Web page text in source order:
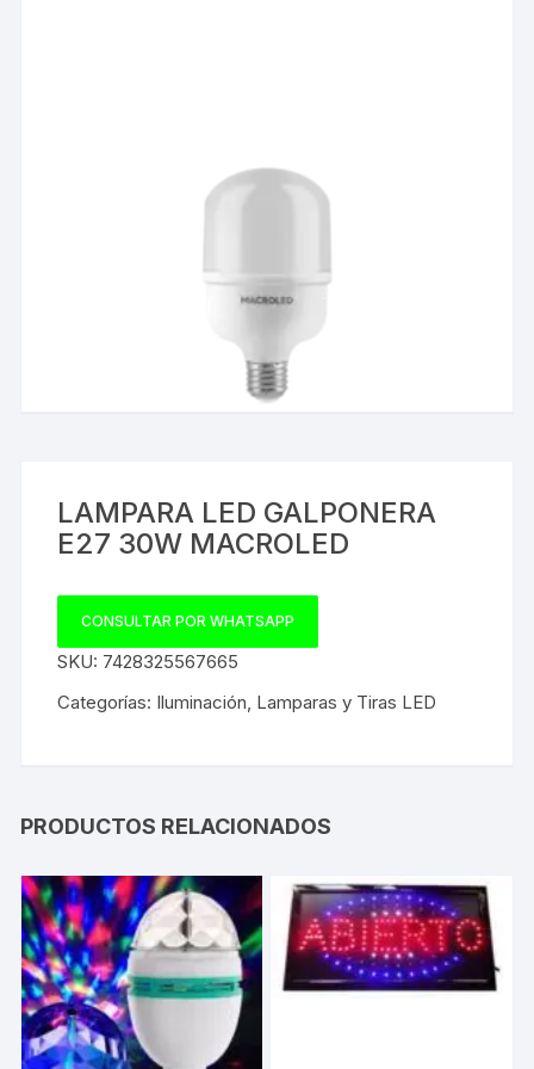
LAMPARA LED GALPONERA
E27 30W MACROLED
CONSULTAR POR WHATSAPP
SKU: 7428325567665
Categorías: Iluminación Lamparas y Tiras LED
PRODUCTOS RELACIONADOS